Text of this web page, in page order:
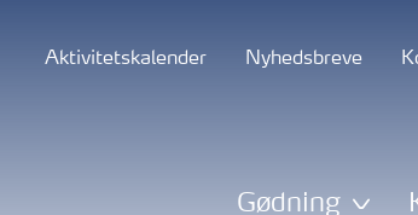
Aktivitetskalender Nyhedsbreve
Gødning